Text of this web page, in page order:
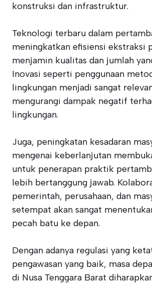
konstruksi dan infrastruktur.
Teknologi terbaru dalam
meningkatkan efisiensi ekstraksi
menjamin kualitas dan jumlah
Inovasi seperti penggunaan
lingkungan menjadi sangat
mengurangi dampak negatif
lingkungan.
Juga, peningkatan kesadaran
mengenai keberlanjutan
untuk penerapan praktik
lebih bertanggung jawab.
pemerintah, perusahaan, dan
setempat akan sangat
pecah batu ke depan.
Dengan adanya regulasi yang
pengawasan yang baik, masa
di Nusa Tenggara Barat